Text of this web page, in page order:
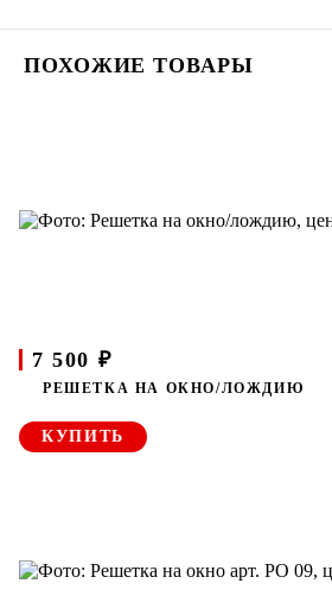
ПОХОЖИЕ ТОВАРЫ
7 500 ₽
РЕШЕТКА НА ОКНО/ЛОЖДИЮ
КУПИТЬ